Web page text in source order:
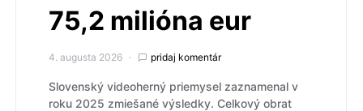
75,2 milióna eur
4. augusta 2026 pridaj komentár
Slovenský videoherný priemysel zaznamenal v
roku 2025 zmiešané výsledky. Celkový obrat